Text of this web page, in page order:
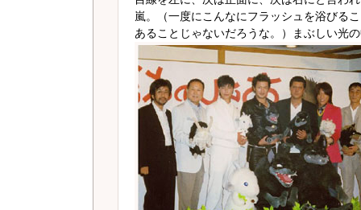
嵐。（一度にこんなにフラッシュを浴びる
あることじゃないだろうな。）まぶしい光